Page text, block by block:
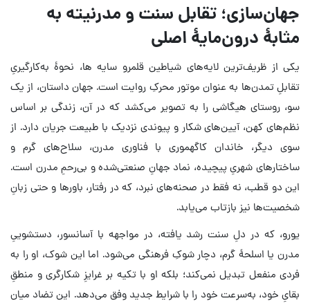
جهان‌سازی؛ تقابل سنت و مدرنیته به
مثابهٔ درون‌مایهٔ اصلی
یکی از ظریف‌ترین لایه‌های شیاطین قلمرو سایه ها، نحوهٔ به‌کارگیریِ
تقابلِ تمدن‌ها به عنوان موتور محرکِ روایت است. جهان داستان، از یک
سو، روستای هیگاشی را به تصویر می‌کشد که در آن، زندگی بر اساس
نظم‌های کهن، آیین‌های شکار و پیوندی نزدیک با طبیعت جریان دارد. از
سوی دیگر، خاندان کاگهموری با فناوری مدرن، سلاح‌های گرم و
ساختارهای شهریِ پیچیده، نماد جهانِ صنعتی‌شده و بی‌رحمِ مدرن است.
این دو قطب، نه فقط در صحنه‌های نبرد، که در رفتار، باورها و حتی زبانِ
شخصیت‌ها نیز بازتاب می‌یابد.
یورو، که در دلِ سنت رشد یافته، در مواجهه با آسانسور، دستشوییِ
مدرن یا اسلحهٔ گرم، دچار شوکِ فرهنگی می‌شود. اما این شوک، او را به
فردی منفعل تبدیل نمی‌کند؛ بلکه او با تکیه بر غرایزِ شکارگری و منطقِ
بقایِ خود، به‌سرعت خود را با شرایط جدید وفق می‌دهد. این تضاد میان